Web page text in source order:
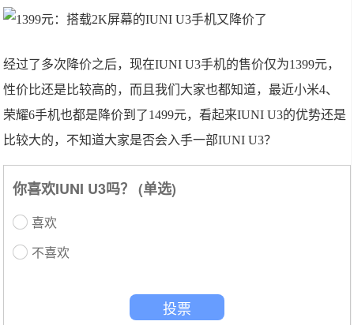
经过了多次降价之后，现在IUNI U3手机的售价仅为1399元，
性价比还是比较高的，而且我们大家也都知道，最近小米4、
荣耀6手机也都是降价到了1499元，看起来IUNI U3的优势还是
比较大的，不知道大家是否会入手一部IUNI U3？
你喜欢IUNI U3吗？ (单选)
喜欢
不喜欢
投票